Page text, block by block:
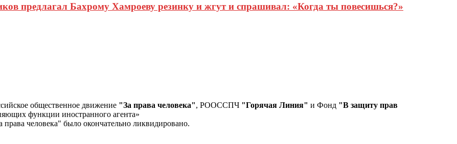
предлагал Бахрому Хамроеву резинку и жгут и спрашивал: «Когда ты повесишься?»
общественное движение "За права человека", РООССПЧ "Горячая Линия" и Фонд "В защиту прав
функции иностранного агента»
человека" было окончательно ликвидировано.